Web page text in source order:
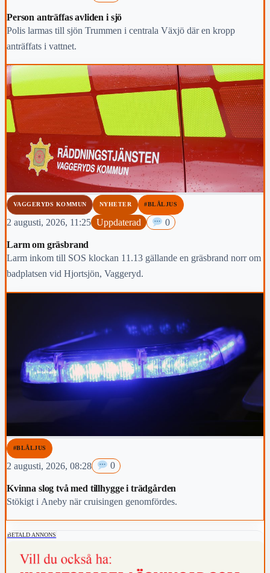
Person anträffas avliden i sjö
Polis larmas till sjön Trummen i centrala Växjö där en kropp
anträffats i vattnet.
VAGGERYDS KOMMUN NYHETER #BLÅLJUS
2 augusti, 2026, 11:25 Uppdaterad 0
Larm om gräsbrand
Larm inkom till SOS klockan 11.13 gällande en gräsbrand norr om
badplatsen vid Hjortsjön, Vaggeryd.
#BLÅLJUS
2 augusti, 2026, 08:28 0
Kvinna slog två med tillhygge i trädgården
Stökigt i Aneby när cruisingen genomfördes.
BETALD ANNONS